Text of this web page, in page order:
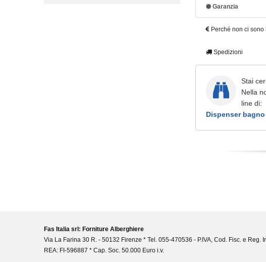
Garanzia
Perché non ci sono
Spedizioni
Stai
Nella
line di:
Dispenser
Fas Italia srl: Forniture Alberghiere
Via La Farina 30 R. - 50132 Firenze * Tel. 055-470536 - P.IVA, Cod. Fisc. e Reg.
REA: FI-596887 * Cap. Soc. 50.000 Euro i.v.